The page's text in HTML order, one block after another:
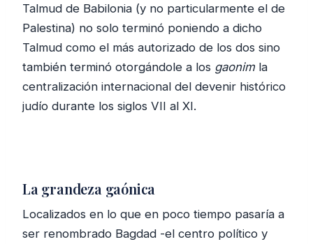
Talmud de Babilonia (y no particularmente el de
Palestina) no solo terminó poniendo a dicho
Talmud como el más autorizado de los dos sino
también terminó otorgándole a los gaonim la
centralización internacional del devenir histórico
judío durante los siglos VII al XI.
La grandeza gaónica
Localizados en lo que en poco tiempo pasaría a
ser renombrado Bagdad -el centro político y